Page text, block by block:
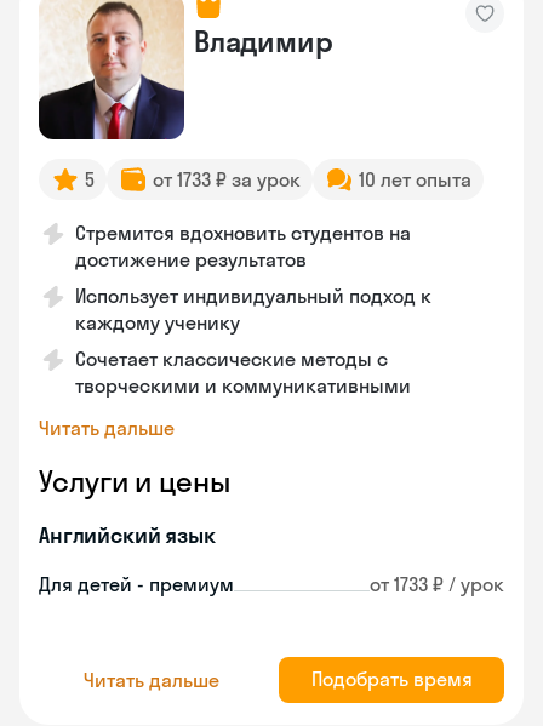
Владимир
5 от 1733 ₽ за урок 10 лет опыта
Стремится вдохновить студентов на
достижение результатов
Использует индивидуальный подход к
каждому ученику
Сочетает классические методы с
творческими и коммуникативными
Читать дальше
Услуги и цены
Английский язык
Для детей - премиум от 1733 ₽ / урок
Читать дальше Подобрать время